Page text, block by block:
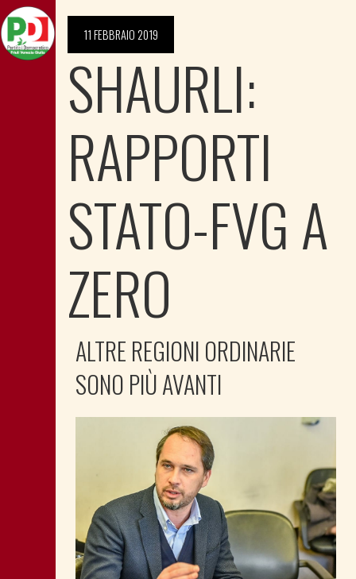
11 FEBBRAIO 2019
SHAURLI:
RAPPORTI
STATO-FVG A
ZERO
ALTRE REGIONI ORDINARIE
SONO PIÙ AVANTI